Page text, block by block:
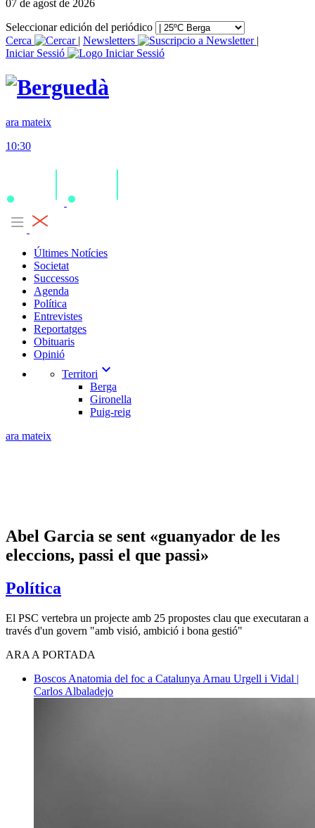
07 de agost de 2026
Seleccionar edición del periódico
Cerca
| Newsletters
|
Iniciar Sessió
ara mateix
10:30
Últimes Notícies
Societat
Successos
Agenda
Política
Entrevistes
Reportatges
Obituaris
Opinió
Territori expand_more
Berga
Gironella
Puig-reig
ara mateix
Abel Garcia se sent «guanyador de les
eleccions, passi el que passi»
Política
El PSC vertebra un projecte amb 25 propostes clau que executaran a
través d'un govern "amb visió, ambició i bona gestió"
ARA A PORTADA
Boscos Anatomia del foc a Catalunya Arnau Urgell i Vidal |
Carlos Albaladejo